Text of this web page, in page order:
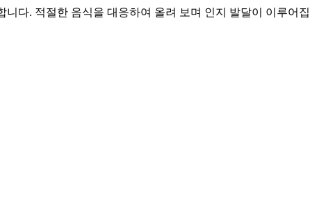
다. 적절한 음식을 대응하여 올려 보며 인지 발달이 이루어